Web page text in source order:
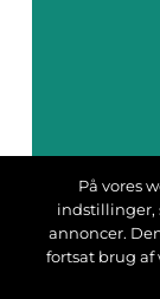
På vores
indstillinger,
annoncer.
fortsat brug